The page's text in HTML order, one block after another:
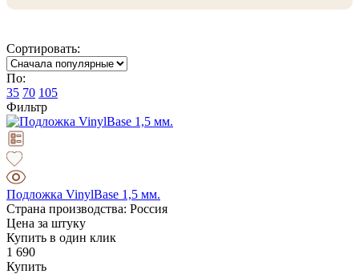
Сортировать:
По:
35 70 105
Фильтр
Подложка VinylBase 1,5 мм.
Страна производства: Россия
Цена за штуку
Купить в один клик
1 690
Купить